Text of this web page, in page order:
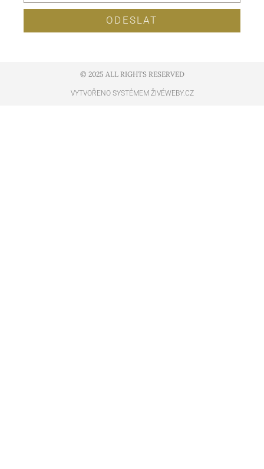
ODESLAT
© 2025 ALL RIGHTS RESERVED​
VYTVOŘENO SYSTÉMEM ŽIVÉWEBY.CZ